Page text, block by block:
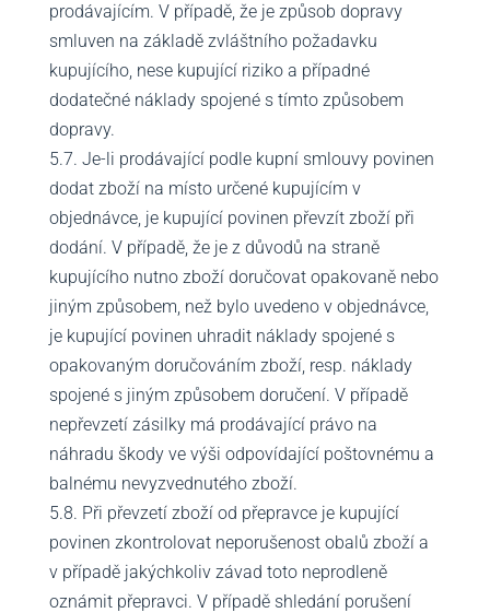
prodávajícím. V případě, že je způsob dopravy
smluven na základě zvláštního požadavku
kupujícího, nese kupující riziko a případné
dodatečné náklady spojené s tímto způsobem
dopravy.
5.7. Je-li prodávající podle kupní smlouvy povinen
dodat zboží na místo určené kupujícím v
objednávce, je kupující povinen převzít zboží při
dodání. V případě, že je z důvodů na straně
kupujícího nutno zboží doručovat opakovaně nebo
jiným způsobem, než bylo uvedeno v objednávce,
je kupující povinen uhradit náklady spojené s
opakovaným doručováním zboží, resp. náklady
spojené s jiným způsobem doručení. V případě
nepřevzetí zásilky má prodávající právo na
náhradu škody ve výši odpovídající poštovnému a
balnému nevyzvednutého zboží.
5.8. Při převzetí zboží od přepravce je kupující
povinen zkontrolovat neporušenost obalů zboží a
v případě jakýchkoliv závad toto neprodleně
oznámit přepravci. V případě shledání porušení